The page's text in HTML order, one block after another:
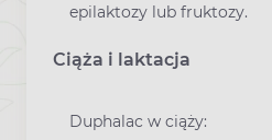
epilaktozy lub fruktozy.
Ciąża i laktacja
Duphalac w ciąży: